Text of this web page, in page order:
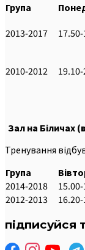
Група
2013-2017
2010-2012
Зал на Біличах
Тренування
Група
2014-2018
2012-2013
підписуйся